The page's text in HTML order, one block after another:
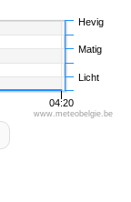
04:20
Licht
Matig
Hevig
www.meteobelgie.be